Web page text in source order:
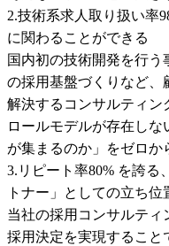
2.技術系求人取り扱い率
に関わることができる
国内初の技術開発を行
の採用基盤づくりなど、
解決するコンサルティン
ロールモデルが存在し
が集まるのか」をゼロか
3.リピート率80% を誇る
トナー」としての立ち位
当社の採用コンサルテ
採用決定を実現すること